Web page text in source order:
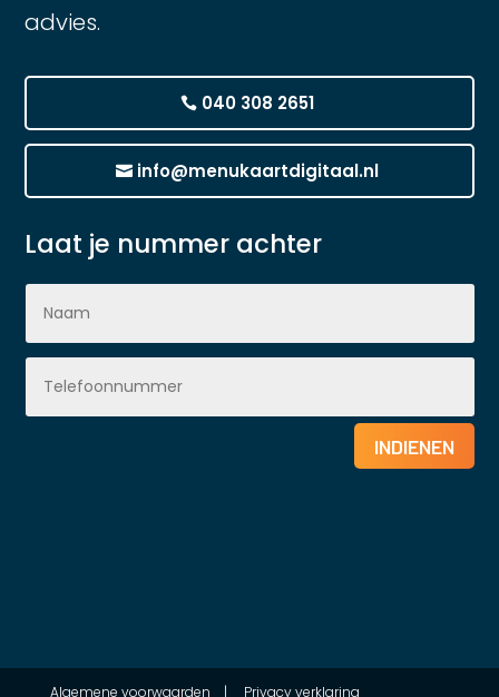
advies.
040 308 2651
info@menukaartdigitaal.nl
Laat je nummer achter
INDIENEN
Algemene voorwaarden | Privacy verklaring